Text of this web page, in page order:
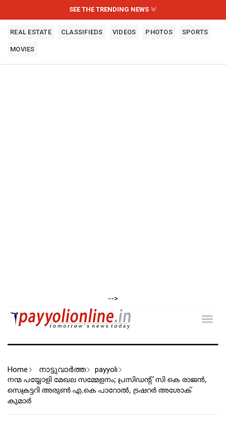
SEE THE TRENDING NEWS
REAL ESTATE CLASSIFIEDS VIDEOS PHOTOS SPORTS
MOVIES
-->
Home നാട്ടുവാര്‍ത്ത payyoli
നന്മ പയ്യോളി മേഖല സമ്മേളനം; പ്രസിഡൻ്റ് സി കെ രാജൻ,
സെക്രട്ടറി അരുൺ എ.കെ പാറോൽ, ട്രഷറർ അശോക്
കുമാർ